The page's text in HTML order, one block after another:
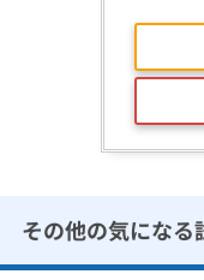
その他の気になる